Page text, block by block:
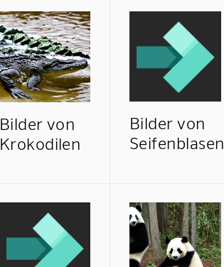
Bilder von
Krokodilen
Bilder von
Seifenblasen